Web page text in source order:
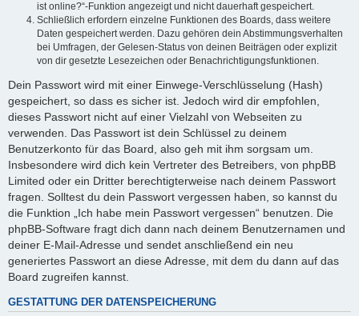
ist online?“-Funktion angezeigt und nicht dauerhaft gespeichert.
Schließlich erfordern einzelne Funktionen des Boards, dass weitere
Daten gespeichert werden. Dazu gehören dein Abstimmungsverhalten
bei Umfragen, der Gelesen-Status von deinen Beiträgen oder explizit
von dir gesetzte Lesezeichen oder Benachrichtigungsfunktionen.
Dein Passwort wird mit einer Einwege-Verschlüsselung (Hash)
gespeichert, so dass es sicher ist. Jedoch wird dir empfohlen,
dieses Passwort nicht auf einer Vielzahl von Webseiten zu
verwenden. Das Passwort ist dein Schlüssel zu deinem
Benutzerkonto für das Board, also geh mit ihm sorgsam um.
Insbesondere wird dich kein Vertreter des Betreibers, von phpBB
Limited oder ein Dritter berechtigterweise nach deinem Passwort
fragen. Solltest du dein Passwort vergessen haben, so kannst du
die Funktion „Ich habe mein Passwort vergessen“ benutzen. Die
phpBB-Software fragt dich dann nach deinem Benutzernamen und
deiner E-Mail-Adresse und sendet anschließend ein neu
generiertes Passwort an diese Adresse, mit dem du dann auf das
Board zugreifen kannst.
GESTATTUNG DER DATENSPEICHERUNG